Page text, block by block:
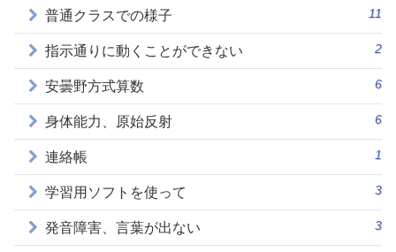
普通クラスでの様子 11
指示通りに動くことができない 2
安曇野方式算数 6
身体能力、原始反射 6
連絡帳 1
学習用ソフトを使って 3
発音障害、言葉が出ない 3